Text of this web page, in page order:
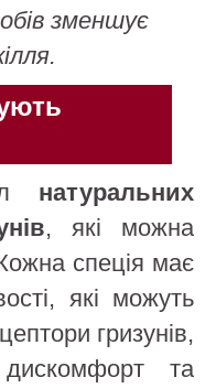
зменшує
натуральних
, які можна
спеція має
які можуть
гризунів,
та